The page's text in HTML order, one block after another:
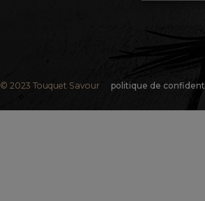
© 2023 Touquet Savour politique de